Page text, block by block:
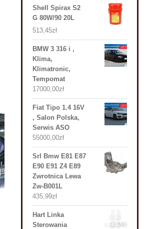
Shell Spirax S2
G 80W/90 20L
513,45zł
BMW 3 316 i ,
Klima,
Klimatronic,
Tempomat
17000,00zł
Fiat Tipo 1.4 16V
, Salon Polska,
Serwis ASO
55000,00zł
Srl Bmw E81 E87
E90 E91 Z4 E89
Zwrotnica Lewa
Zw-B001L
435,99zł
Hart Linka
Sterowania